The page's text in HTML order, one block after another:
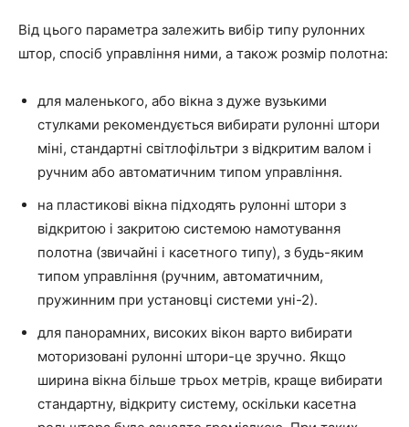
Від цього параметра залежить вибір типу рулонних
штор, спосіб управління ними, а також розмір полотна:
для маленького, або вікна з дуже вузькими
стулками рекомендується вибирати рулонні штори
міні, стандартні світлофільтри з відкритим валом і
ручним або автоматичним типом управління.
на пластикові вікна підходять рулонні штори з
відкритою і закритою системою намотування
полотна (звичайні і касетного типу), з будь-яким
типом управління (ручним, автоматичним,
пружинним при установці системи уні-2).
для панорамних, високих вікон варто вибирати
моторизовані рулонні штори-це зручно. Якщо
ширина вікна більше трьох метрів, краще вибирати
стандартну, відкриту систему, оскільки касетна